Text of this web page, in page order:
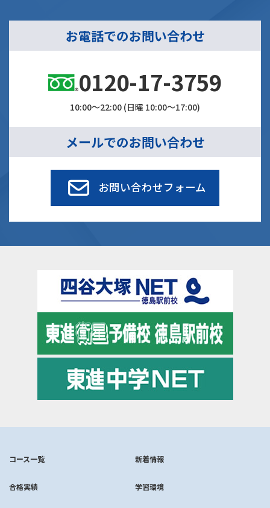
お電話でのお問い合わせ
0120-17-3759
10:00～22:00 (日曜 10:00～17:00)
メールでのお問い合わせ
お問い合わせフォーム
コース一覧 新着情報
合格実績 学習環境